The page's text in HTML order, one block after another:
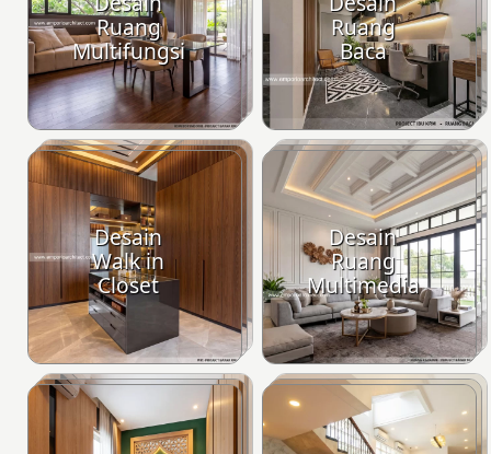
Ruang
Multifungsi
Ruang
Baca
Desain
Walk in
Closet
Desain
Ruang
Multimedia